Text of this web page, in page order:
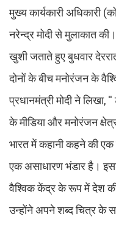
मुख्य कार्यकारी अधिकारी
नरेन्द्र मोदी से मुलाकात
खुशी जताते हुए बुधवार
दोनों के बीच मनोरंजन के
प्रधानमंत्री मोदी ने
के मीडिया और मनोरंजन
भारत में कहानी कहने की एक
एक असाधारण भंडार है।
वैश्विक केंद्र के रूप में देश
उन्होंने अपने शब्द चित्र के